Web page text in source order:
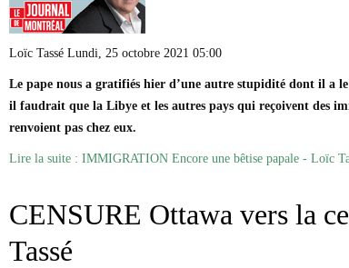
Loïc Tassé Lundi, 25 octobre 2021 05:00
Le pape nous a gratifiés hier d’une autre stupidité dont il a
il faudrait que la Libye et les autres pays qui reçoivent des
renvoient pas chez eux.
Lire la suite : IMMIGRATION Encore une bêtise papale - Loïc
CENSURE Ottawa vers la
Tassé